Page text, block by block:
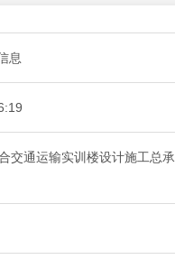
息
交通运输实训楼设计施工总